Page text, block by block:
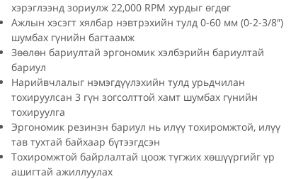
хэрэглээнд зориулж 22,000 RPM хурдыг өгдөг
Ажлын хэсэгт хялбар нэвтрэхийн тулд 0-60 мм (0-2-3/8″)
шумбах гүнийн багтаамж
Зөөлөн бариултай эргономик хэлбэрийн бариултай
бариул
Нарийвчлалыг нэмэгдүүлэхийн тулд урьдчилан
тохируулсан 3 гүн зогсолттой хамт шумбах гүнийн
тохируулга
Эргономик резинэн бариул нь илүү тохиромжтой, илүү
тав тухтай байхаар бүтээгдсэн
Тохиромжтой байрлалтай цоож түгжих хөшүүргийг үр
ашигтай ажиллуулах